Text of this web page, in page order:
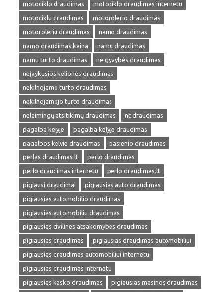
motociklo draudimas
motociklo draudimas internetu
motociklu draudimas
motorolerio draudimas
motoroleriu draudimas
namo draudimas
namo draudimas kaina
namu draudimas
namu turto draudimas
ne gyvybės draudimas
neįvykusios kelionės draudimas
nekilnojamo turto draudimas
nekilnojamojo turto draudimas
nelaimingų atsitikimų draudimas
nt draudimas
pagalba kelyje
pagalba kelyje draudimas
pagalbos kelyje draudimas
pasienio draudimas
perlas draudimas lt
perlo draudimas
perlo draudimas internetu
perlo draudimas.lt
pigiausi draudimai
pigiausias auto draudimas
pigiausias automobilio draudimas
pigiausias automobiliu draudimas
pigiausias civilines atsakomybes draudimas
pigiausias draudimas
pigiausias draudimas automobiliui
pigiausias draudimas automobiliui internetu
pigiausias draudimas internetu
pigiausias kasko draudimas
pigiausias masinos draudimas